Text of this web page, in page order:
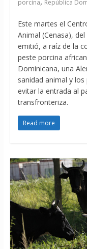
porcina República
Este martes el
Animal (Cenasa),
emitió, a raíz de la
peste porcina
Dominicana, una
sanidad animal y
evitar la entrada al
transfronteriza.
Read more